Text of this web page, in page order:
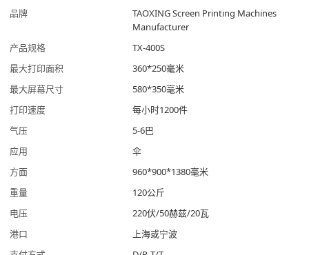
品牌
TAOXING Screen Printing Machines
Manufacturer
产品规格
TX-400S
最大打印面积
360*250毫米
最大屏幕尺寸
580*350毫米
打印速度
每小时1200件
气压
5-6巴
应用
伞
方面
960*900*1380毫米
重量
120公斤
电压
220伏/50赫兹/20瓦
港口
上海或宁波